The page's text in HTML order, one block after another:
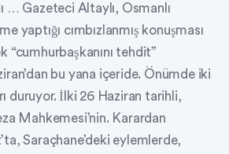
… Gazeteci Altaylı, Osmanlı
yaptığı cımbızlanmış konuşması
“cumhurbaşkanını tehdit”
bu yana içeride. Önümde iki
duruyor. İlki 26 Haziran tarihli,
Mahkemesi’nin. Karardan
Saraçhane’deki eylemlerde,